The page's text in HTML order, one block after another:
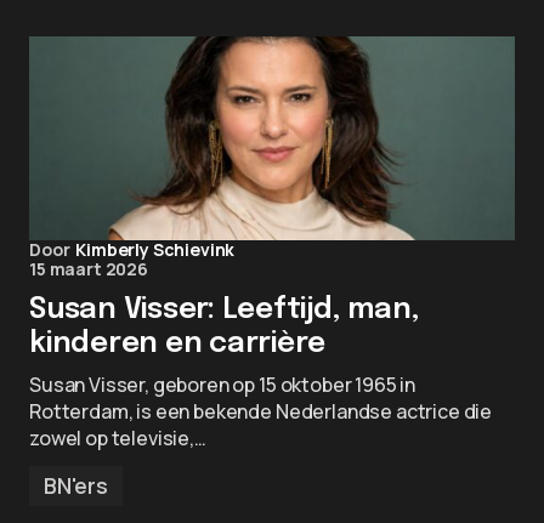
Door Kimberly Schievink
15 maart 2026
Susan Visser: Leeftijd, man,
kinderen en carrière
Susan Visser, geboren op 15 oktober 1965 in
Rotterdam, is een bekende Nederlandse actrice die
zowel op televisie,…
BN'ers